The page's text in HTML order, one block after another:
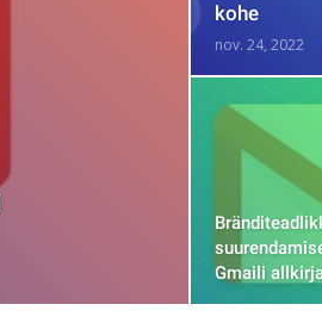
kohe
nov. 24, 2022
Gmaili